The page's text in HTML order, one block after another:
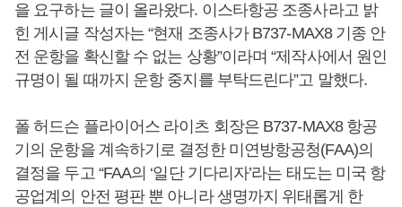
을 요구하는 글이 올라왔다. 이스타항공 조종사라고 밝
힌 게시글 작성자는 “현재 조종사가 B737-MAX8 기종 안
전 운항을 확신할 수 없는 상황”이라며 “제작사에서 원인
규명이 될 때까지 운항 중지를 부탁드린다”고 말했다.
폴 허드슨 플라이어스 라이츠 회장은 B737-MAX8 항공
기의 운항을 계속하기로 결정한 미연방항공청(FAA)의
결정을 두고 “FAA의 ‘일단 기다리자’라는 태도는 미국 항
공업계의 안전 평판 뿐 아니라 생명까지 위태롭게 한